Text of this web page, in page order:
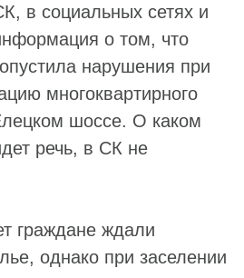
в социальных сетях и
о том, что
нарушения при
многоквартирного
шоссе. О каком
речь, в СК не
граждане ждали
однако при заселении